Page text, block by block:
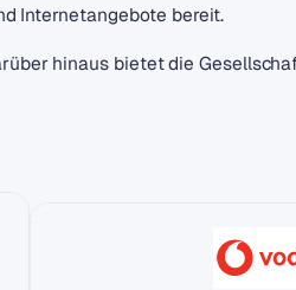
Internetangebote bereit.
hinaus bietet die